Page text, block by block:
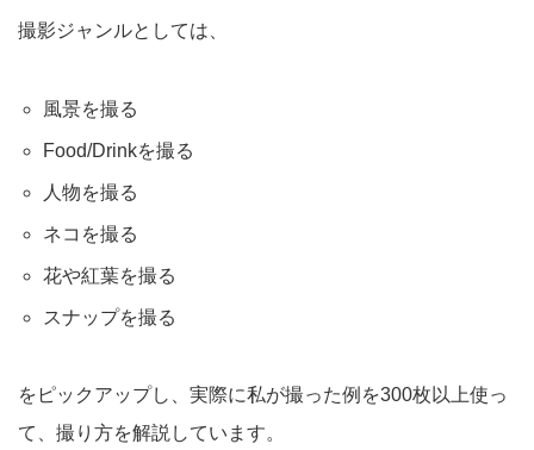
撮影ジャンルとしては、
風景を撮る
Food/Drinkを撮る
人物を撮る
ネコを撮る
花や紅葉を撮る
スナップを撮る
をピックアップし、実際に私が撮った例を300枚以上使っ
て、撮り方を解説しています。